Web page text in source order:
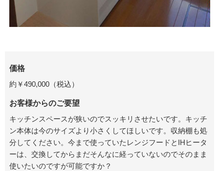
価格
約￥490,000（税込）
お客様からのご要望
キッチンスペースが狭いのでスッキリさせたいです。キッチ
ン本体は今のサイズより小さくしてほしいです。収納棚も処
分してください。今まで使っていたレンジフードとIHヒータ
ーは、交換してからまだそんなに経っていないのでそのまま
使いたいのですが可能ですか？